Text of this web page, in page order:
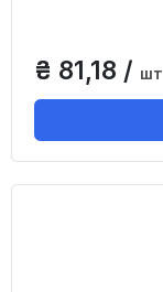
₴ 81,18 / шт